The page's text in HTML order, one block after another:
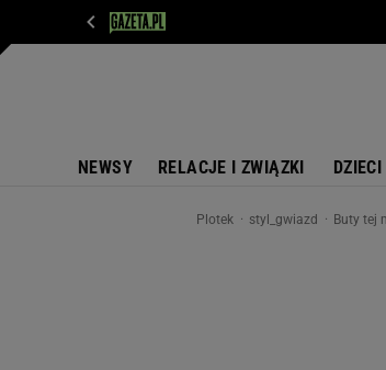
NEWSY RELACJE I ZWIĄZKI DZIECI
Plotek styl_gwiazd Buty tej